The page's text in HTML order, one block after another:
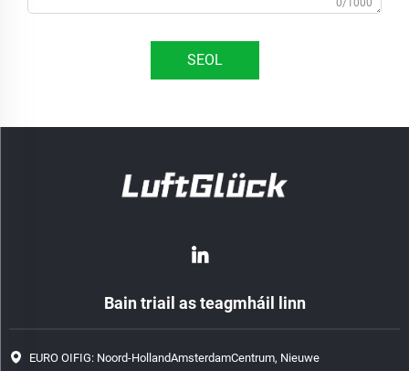
SEOL
Bain triail as teagmháil linn
EURO OIFIG: Noord-HollandAmsterdamCentrum, Nieuwe